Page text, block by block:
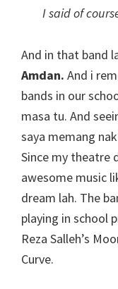
I said of
And in that band
Amdan. And i
bands in our
masa tu. And
saya memang
Since my theatre
awesome music
dream lah. The
playing in school
Reza Salleh’s
Curve.